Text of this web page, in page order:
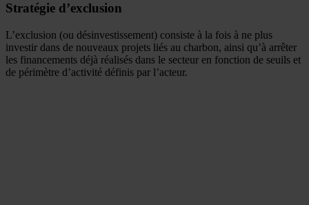
Stratégie d’exclusion
L’exclusion (ou désinvestissement) consiste à la fois à ne plus
investir dans de nouveaux projets liés au charbon, ainsi qu’à arrêter
les financements déjà réalisés dans le secteur en fonction de seuils et
de périmètre d’activité définis par l’acteur.